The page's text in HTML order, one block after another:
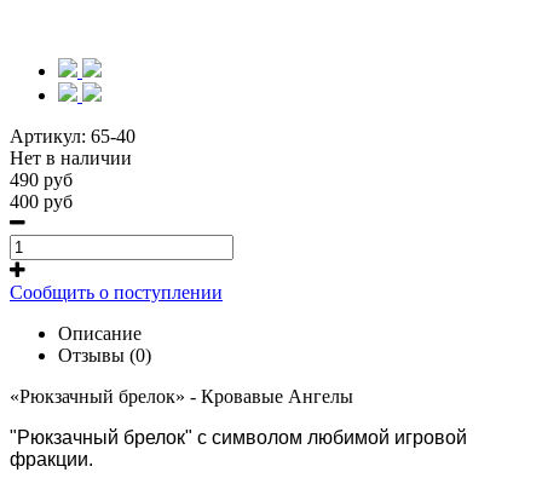
Артикул: 65-40
Нет в наличии
490 руб
400 руб
Сообщить о поступлении
Описание
Отзывы (0)
«Рюкзачный брелок» - Кровавые Ангелы
"Рюкзачный брелок" с символом любимой игровой
фракции.